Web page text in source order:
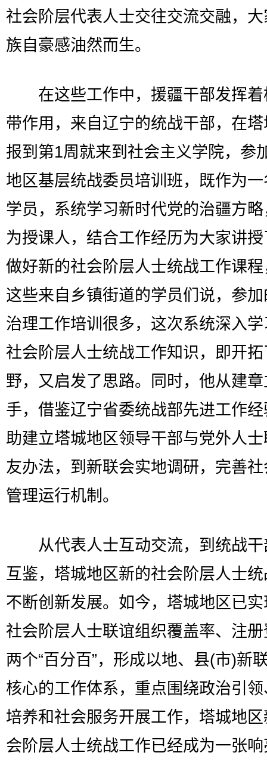
社会阶层代表人士交往交流交融，
族自豪感油然而生。
在这些工作中，援疆干部发挥着
带作用，来自辽宁的统战干部，在
报到第1周就来到社会主义学院，参
地区基层统战委员培训班，既作为
学员，系统学习新时代党的治疆方
为授课人，结合工作经历为大家讲
做好新的社会阶层人士统战工作课
这些来自乡镇街道的学员们说，参
治理工作培训很多，这次系统深入
社会阶层人士统战工作知识，即开
野，又启发了思路。同时，他从建
手，借鉴辽宁省委统战部先进工作
助建立塔城地区领导干部与党外人
友办法，到新联会实地调研，完善
管理运行机制。
从代表人士互动交流，到统战干
互鉴，塔城地区新的社会阶层人士
不断创新发展。如今，塔城地区已
社会阶层人士联谊组织覆盖率、注
两个“百分百”，形成以地、县(市)新
核心的工作体系，重点围绕政治引
培养和社会服务开展工作，塔城地
会阶层人士统战工作已经成为一张